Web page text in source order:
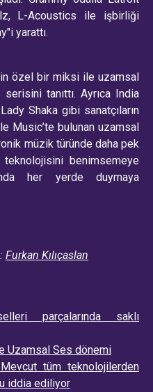
L-Acoustics ile işbirliği
yarattı.
özel bir miksi ile uzamsal
tanıttı. Ayrıca India
Shaka gibi sanatçıların
Music’te bulunan uzamsal
müzik türünde daha pek
teknolojisini benimsemeye
her yerde duymaya
Furkan Kılıçaslan
parçalarında saklı
Uzamsal Ses dönemi
tüm teknolojilerden
iddia ediliyor